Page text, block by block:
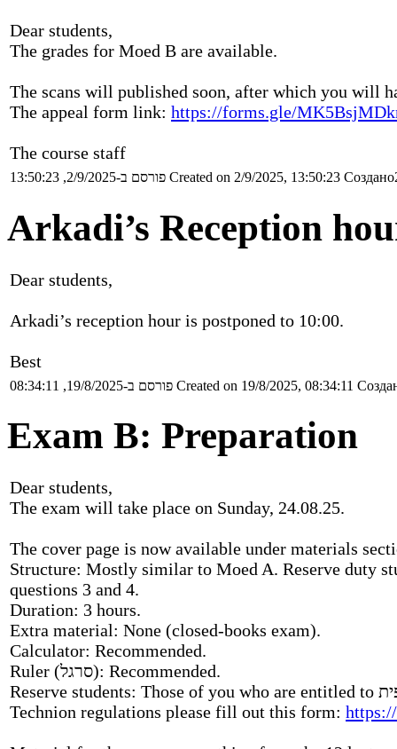
Dear students,
The grades for Moed B are available.
The scans will published soon, after which you will
The appeal form link: https://forms.gle/
The course staff
פורסם ב-2/9/2025, 13:50:23 Created on 2/9/2025, 13:50:23
Arkadi’s Reception
Dear students,
Arkadi’s reception hour is postponed to 10:00.
Best
פורסם ב-19/8/2025, 08:34:11 Created on 19/8/2025, 08:34:11
Exam B: Preparation
Dear students,
The exam will take place on Sunday, 24.08.25.
The cover page is now available under materials
Structure: Mostly similar to Moed A. Reserve duty
questions 3 and 4.
Duration: 3 hours.
Extra material: None (closed-books exam).
Calculator: Recommended.
Ruler (סרגל): Recommended.
Reserve students: Those of you who are entitled to הערכה חלופית, by being associated with groups 2 or 3 by the
Technion regulations please fill out this form: